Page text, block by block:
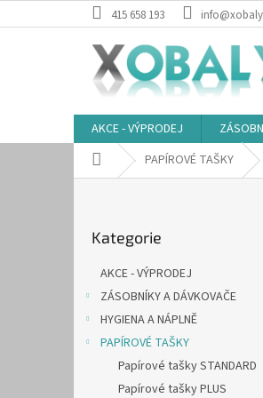
na
415 658 193
AKCE - VÝPRODEJ
Domů PAPÍROVÉ TAŠKY
kategorie
Kategorie
AKCE - VÝPRODEJ
ZÁSOBNÍKY A DÁVKOVAČE
HYGIENA A NÁPLNĚ
PAPÍROVÉ TAŠKY
Papírové tašky STANDARD
Papírové tašky PLUS